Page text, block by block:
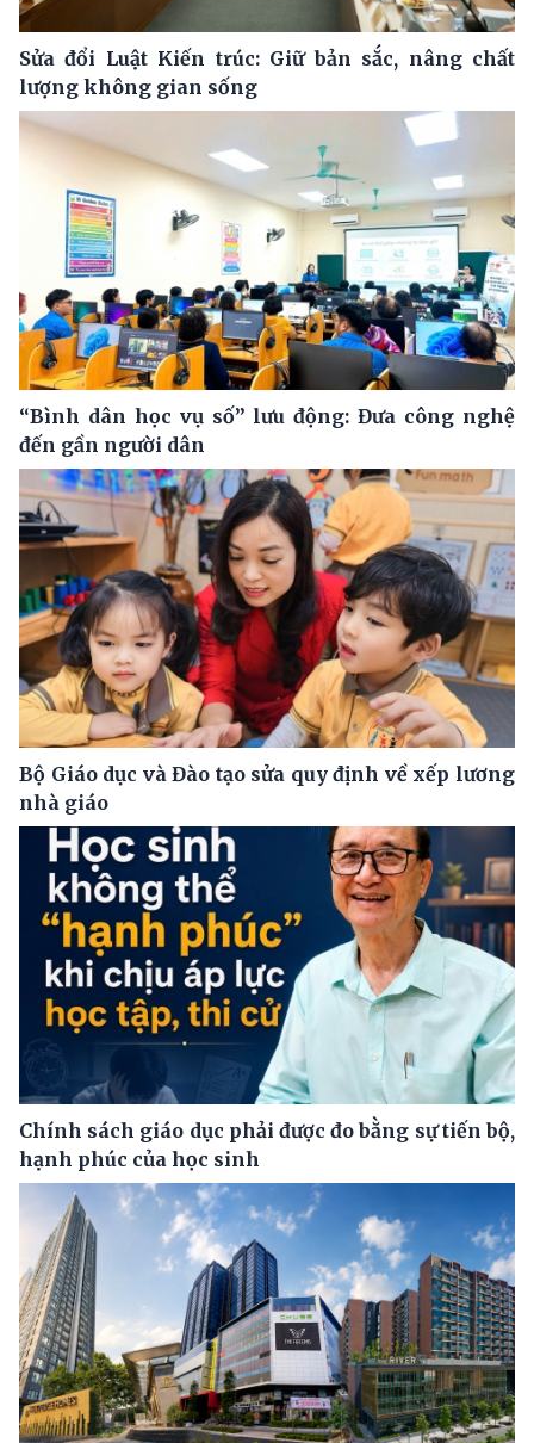
Sửa đổi Luật Kiến trúc: Giữ bản sắc, nâng chất
lượng không gian sống
“Bình dân học vụ số” lưu động: Đưa công nghệ
đến gần người dân
Bộ Giáo dục và Đào tạo sửa quy định về xếp lương
nhà giáo
Chính sách giáo dục phải được đo bằng sự tiến bộ,
hạnh phúc của học sinh